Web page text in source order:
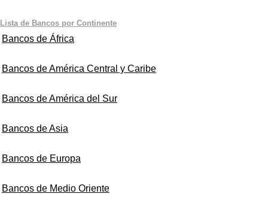
Lista de Bancos por Continente
Bancos de África
Bancos de América Central y Caribe
Bancos de América del Sur
Bancos de Asia
Bancos de Europa
Bancos de Medio Oriente